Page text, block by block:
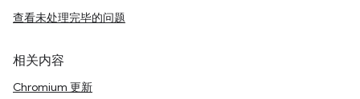
查看未处理完毕的问题
相关内容
Chromium 更新